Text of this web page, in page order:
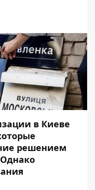
в Киеве
решением